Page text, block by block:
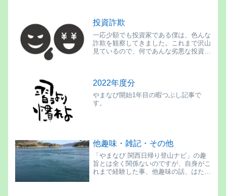
投資詐欺
一応少額でも投資家である僕は、色んな
詐欺を観察してきました。これまで沢山
見ているので、何であんな劣悪な投資ス
われた事を思い出しました。
2022年度分
やまなび開始1年目の暇つぶし記事で
す。
他趣味・雑記・その他
「やまなび 関西日帰り登山ナビ」の趣
旨とは全く関係ないのですが、自身がこ
れまで経験した事、他趣味の話、はたま